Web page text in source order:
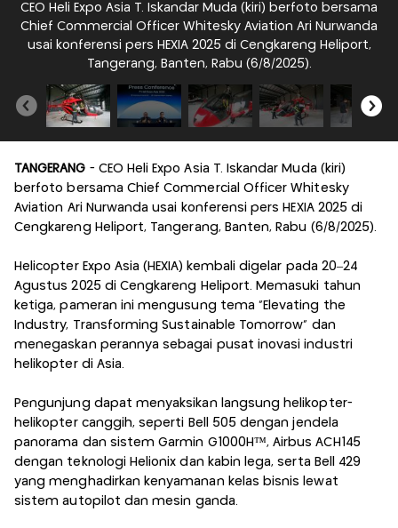
CEO Heli Expo Asia T. Iskandar Muda (kiri) berfoto bersama
Chief Commercial Officer Whitesky Aviation Ari Nurwanda
usai konferensi pers HEXIA 2025 di Cengkareng Heliport,
Tangerang, Banten, Rabu (6/8/2025).
TANGERANG - CEO Heli Expo Asia T. Iskandar Muda (kiri)
berfoto bersama Chief Commercial Officer Whitesky
Aviation Ari Nurwanda usai konferensi pers HEXIA 2025 di
Cengkareng Heliport, Tangerang, Banten, Rabu (6/8/2025).
Helicopter Expo Asia (HEXIA) kembali digelar pada 20–24
Agustus 2025 di Cengkareng Heliport. Memasuki tahun
ketiga, pameran ini mengusung tema “Elevating the
Industry, Transforming Sustainable Tomorrow” dan
menegaskan perannya sebagai pusat inovasi industri
helikopter di Asia.
Pengunjung dapat menyaksikan langsung helikopter-
helikopter canggih, seperti Bell 505 dengan jendela
panorama dan sistem Garmin G1000H™, Airbus ACH145
dengan teknologi Helionix dan kabin lega, serta Bell 429
yang menghadirkan kenyamanan kelas bisnis lewat
sistem autopilot dan mesin ganda.